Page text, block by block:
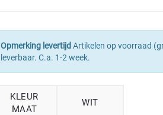
Opmerking levertijd Artikelen op voorraad
leverbaar. C.a. 1-2 week.
KLEUR
MAAT
WIT